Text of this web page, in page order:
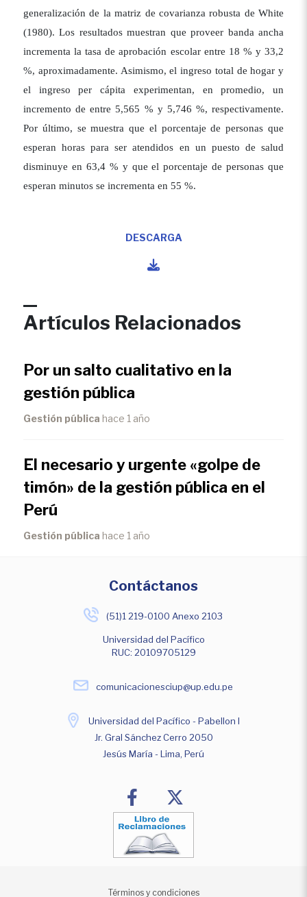
DESCARGA
generalización de la matriz de covarianza robusta de White
(1980). Los resultados muestran que proveer banda ancha
incrementa la tasa de aprobación escolar entre 18 % y 33,2
%, aproximadamente. Asimismo, el ingreso total de hogar y
el ingreso per cápita experimentan, en promedio, un
incremento de entre 5,565 % y 5,746 %, respectivamente.
Por último, se muestra que el porcentaje de personas que
esperan horas para ser atendidos en un puesto de salud
disminuye en 63,4 % y que el porcentaje de personas que
esperan minutos se incrementa en 55 %.
Artículos Relacionados
Por un salto cualitativo en la
gestión pública
Gestión pública hace 1 año
El necesario y urgente «golpe de
timón» de la gestión pública en el
Perú
Gestión pública hace 1 año
Contáctanos
(51)1 219-0100 Anexo 2103
Universidad del Pacífico
RUC: 20109705129
comunicacionesciup@up.edu.pe
Universidad del Pacífico - Pabellon I
Jr. Gral Sánchez Cerro 2050
Jesús María - Lima, Perú
Términos y condiciones